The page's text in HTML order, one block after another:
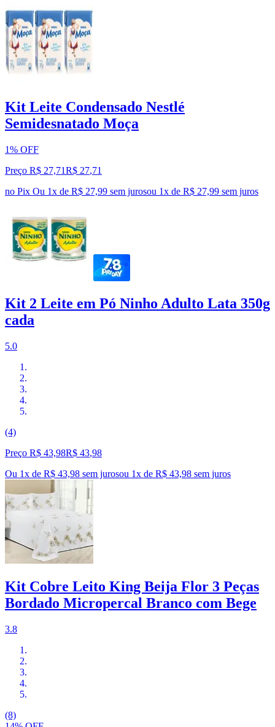
Kit Leite Condensado Nestlé
Semidesnatado Moça
1% OFF
Preço R$ 27,71R$ 27,71
no Pix Ou 1x de R$ 27,99 sem jurosou 1x de R$ 27,99 sem juros
Kit 2 Leite em Pó Ninho Adulto Lata 350g
cada
5.0
(4)
Preço R$ 43,98R$ 43,98
Ou 1x de R$ 43,98 sem jurosou 1x de R$ 43,98 sem juros
Kit Cobre Leito King Beija Flor 3 Peças
Bordado Micropercal Branco com Bege
3.8
(8)